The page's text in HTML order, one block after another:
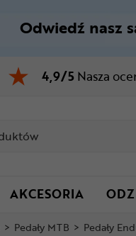
Odwiedź nasz
4,9/5 Nasza
AKCESORIA
> Pedały MTB > Pedały